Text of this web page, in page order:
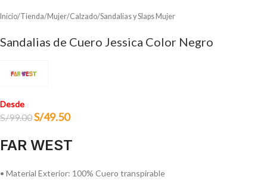
Inicio/Tienda/Mujer/Calzado/Sandalias y Slaps Mujer
Sandalias de Cuero Jessica Color Negro
Desde
S/99.00S/49.50
FAR WEST
• Material Exterior: 100% Cuero transpirable